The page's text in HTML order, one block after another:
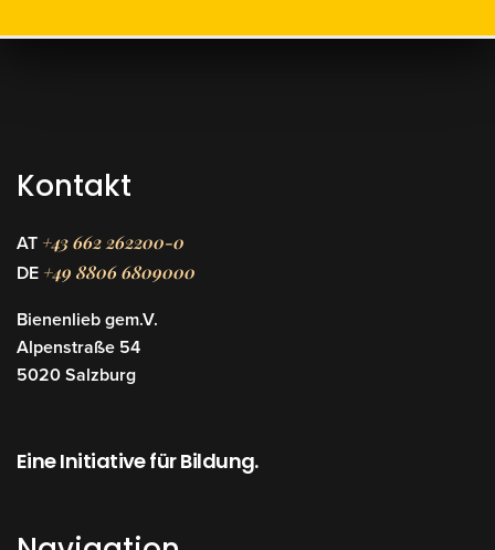
Kontakt
AT +43 662 262200-0
DE +49 8806 6809000
Bienenlieb gem.V.
Alpenstraße 54
5020 Salzburg
Eine Initiative für Bildung.